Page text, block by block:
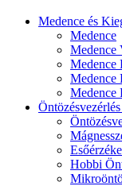
Medence és
Medence
Medence
Medence
Medence
Medence
Hobbi